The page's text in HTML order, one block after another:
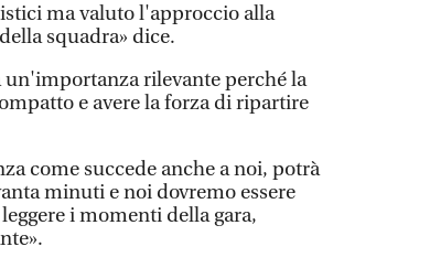
ma valuto l'approccio alla
squadra» dice.
rilevante perché la
e avere la forza di ripartire
come succede anche a noi, potrà
minuti e noi dovremo essere
i momenti della gara,